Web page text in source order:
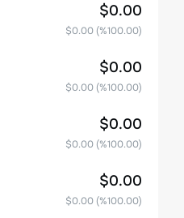
$0.00
$0.00(%100.00)
$0.00
$0.00(%100.00)
$0.00
$0.00(%100.00)
$0.00
$0.00(%100.00)